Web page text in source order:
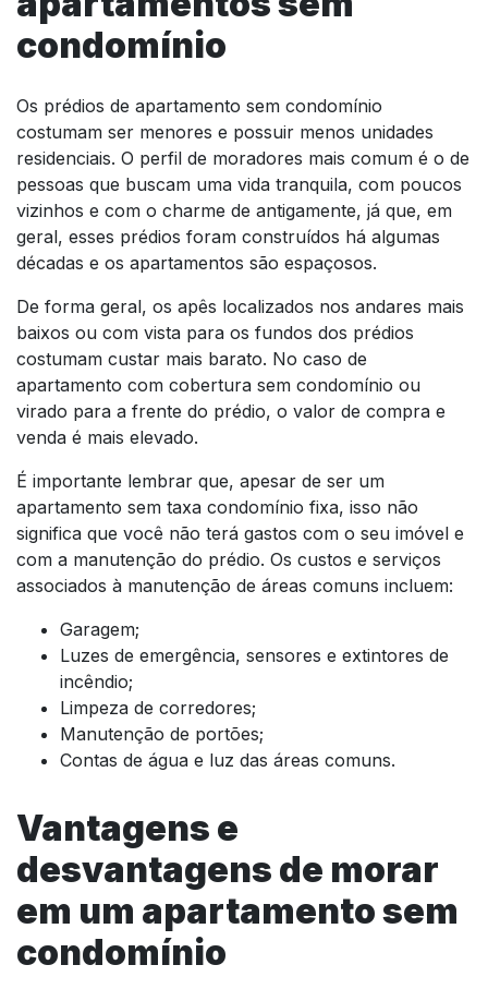
condomínio
Os prédios de apartamento sem condomínio
costumam ser menores e possuir menos unidades
residenciais. O perfil de moradores mais comum é o de
pessoas que buscam uma vida tranquila, com poucos
vizinhos e com o charme de antigamente, já que, em
geral, esses prédios foram construídos há algumas
décadas e os apartamentos são espaçosos.
De forma geral, os apês localizados nos andares mais
baixos ou com vista para os fundos dos prédios
costumam custar mais barato. No caso de
apartamento com cobertura sem condomínio ou
virado para a frente do prédio, o valor de compra e
venda é mais elevado.
É importante lembrar que, apesar de ser um
apartamento sem taxa condomínio fixa, isso não
significa que você não terá gastos com o seu imóvel e
com a manutenção do prédio. Os custos e serviços
associados à manutenção de áreas comuns incluem:
Garagem;
Luzes de emergência, sensores e extintores de
incêndio;
Limpeza de corredores;
Manutenção de portões;
Contas de água e luz das áreas comuns.
Vantagens e
desvantagens de morar
em um apartamento sem
condomínio